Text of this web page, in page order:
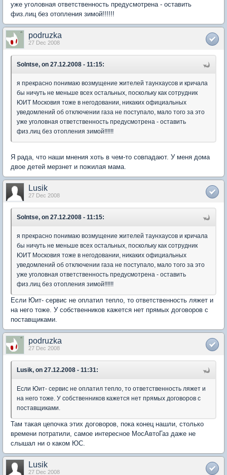
уже уголовная ответственность предусмотрена - оставить
физ.лиц без отопления зимой!!!!!!
podruzka
27 Dec 2008
Solntse, on 27.12.2008 - 11:15:
я прекрасно понимаю возмущение жителей таунхаусов и кричала
бы ничуть не меньше всех остальных, поскольку как сотрудник
ЮИТ Московия тоже в негодовании, никаких официальных
уведомлений об отключении газа не поступало, мало того за это
уже уголовная ответственность предусмотрена - оставить
физ.лиц без отопления зимой!!!!!!
Я рада, что наши мнения хоть в чем-то совпадают. У меня дома
двое детей мерзнет и пожилая мама.
Lusik
27 Dec 2008
Solntse, on 27.12.2008 - 11:15:
я прекрасно понимаю возмущение жителей таунхаусов и кричала
бы ничуть не меньше всех остальных, поскольку как сотрудник
ЮИТ Московия тоже в негодовании, никаких официальных
уведомлений об отключении газа не поступало, мало того за это
уже уголовная ответственность предусмотрена - оставить
физ.лиц без отопления зимой!!!!!!
Если Юит- сервис не оплатил тепло, то ответственность ляжет и
на него тоже. У собственников кажется нет прямых договоров с
поставщиками.
podruzka
27 Dec 2008
Lusik, on 27.12.2008 - 11:31:
Если Юит- сервис не оплатил тепло, то ответственность ляжет и
на него тоже. У собственников кажется нет прямых договоров с
поставщиками.
Там такая цепочка этих договоров, пока конец нашли, столько
времени потратили, самое интересное МосАвтоГаз даже не
слышал ни о каком ЮС.
Lusik
27 Dec 2008